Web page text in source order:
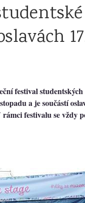
festival studentských
a je součástí
festivalu se vždy